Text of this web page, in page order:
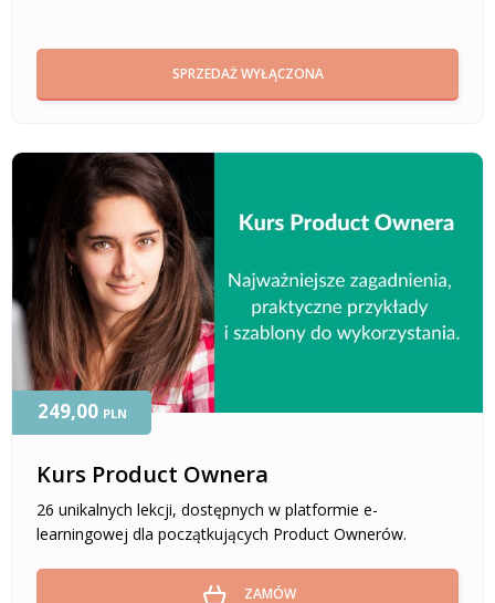
SPRZEDAŻ WYŁĄCZONA
Kurs Product Ownera
26 unikalnych lekcji, dostępnych w platformie e-
learningowej dla początkujących Product Ownerów.
249,00 PLN
ZAMÓW